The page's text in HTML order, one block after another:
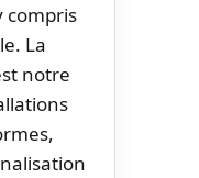
compris
La
notre